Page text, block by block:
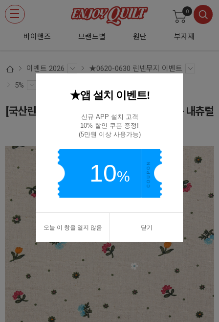
바이핸즈 브랜드별 원단 부자재
0
이벤트 2026
★0620-0630 린넨무지 이벤트
5%
[국산린넨] 대폭 미니 정원 린넨 프린트원단 - 내츄럴
(D02)SA016-A
★앱 설치 이벤트!
신규 APP 설치 고객
10% 할인 쿠폰 증정!
(5만원 이상 사용가능)
10%
오늘 이 창을 열지 않음 닫기